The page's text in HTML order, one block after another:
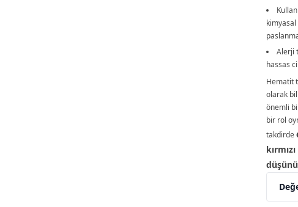
Alerji
hassas
Hematit
olarak
önemli
bir rol
takdirde